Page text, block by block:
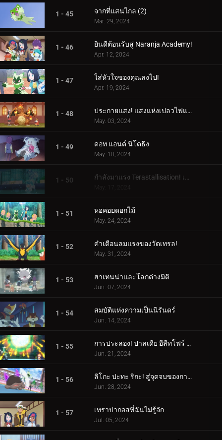
1 - 45 จากที่แสนไกล (2)
Mar. 29, 2024
1 - 46 ยินดีต้อนรับสู่ Naranja Academy!
Apr. 12, 2024
1 - 47 ใส่หัวใจของคุณลงไป!
Apr. 19, 2024
1 - 48 ประกายแสง! แสงแห่งเปลวไฟและศิลปะ!
May. 03, 2024
1 - 49 ดอท แอนด์ นิโดธิง
May. 10, 2024
1 - 50
1 - 51 หอคอยดอกไม้
May. 24, 2024
1 - 52 คำเตือนลมแรงของวัตเทรล!
May. 31, 2024
1 - 53 ฮาเทนน่าและโลกต่างมิติ
Jun. 07, 2024
1 - 54 สมบัติแห่งความเป็นนิรันดร์
Jun. 14, 2024
1 - 55 การประลอง! ปาลเดีย อีลีทโฟร์ (1)
Jun. 21, 2024
1 - 56 ลิโกะ ปะทะ ริกะ! สู่จุดจบของการต่อสู้ (2)
Jun. 28, 2024
1 - 57 เทราปากอสที่ฉันไม่รู้จัก
Jul. 05, 2024